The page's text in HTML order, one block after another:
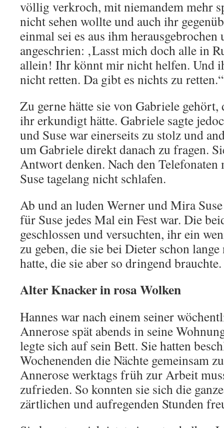
völlig verkroch, mit niemandem mehr
nicht sehen wollte und auch ihr
einmal sei es aus ihm herausgebrochen
angeschrien: ‚Lasst mich doch alle in
allein! Ihr könnt mir nicht helfen. Und
nicht retten. Da gibt es nichts zu retten.“
Zu gerne hätte sie von Gabriele gehört,
ihr erkundigt hätte. Gabriele sagte
und Suse war einerseits zu stolz und
um Gabriele direkt danach zu fragen.
Antwort denken. Nach den
Suse tagelang nicht schlafen.
Ab und an luden Werner und Mira
für Suse jedes Mal ein Fest war. Die
geschlossen und versuchten, ihr ein
zu geben, die sie bei Dieter schon
hatte, die sie aber so dringend brauchte.
Alter Knacker in rosa Wolken
Hannes war nach einem seiner
Annerose spät abends in seine
legte sich auf sein Bett. Sie hatten
Wochenenden die Nächte gemeinsam
Annerose werktags früh zur Arbeit
zufrieden. So konnten sie sich die
zärtlichen und aufregenden Stunden